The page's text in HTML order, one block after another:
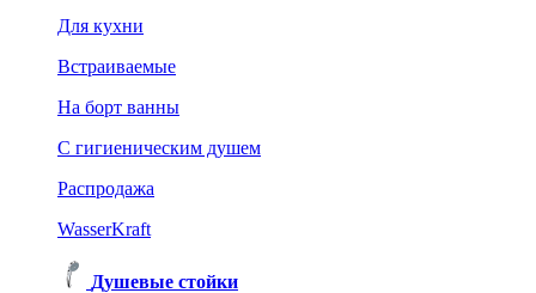
Для кухни
Встраиваемые
На борт ванны
C гигиеническим душем
Распродажа
WasserKraft
Душевые стойки